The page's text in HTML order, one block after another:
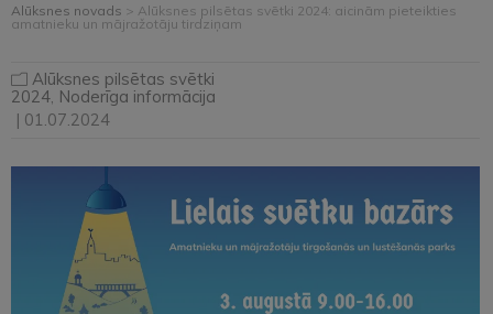
Alūksnes novads > Alūksnes pilsētas svētki 2024: aicinām pieteikties
amatnieku un mājražotāju tirdziņam
Alūksnes pilsētas svētki
2024 Noderīga informācija
| 01.07.2024